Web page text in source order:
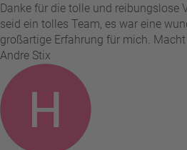
Danke für die tolle und reibungslose
seid ein tolles Team, es war eine
großartige Erfahrung für mich.
Andre Stix